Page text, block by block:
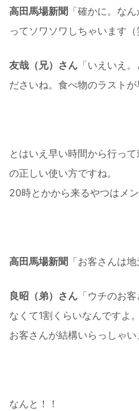
高田馬場新聞 「確かに。な
ってソワソワしちゃいます（
友哉（兄）さん 「いえいえ
ださいね。食べ物のラストが
とはいえ早い時間から行っ
の正しい使い方ですね。
20時とかから来るやつはメ
高田馬場新聞 「お客さんは
良昭（弟）さん 「ウチのお
なくて1割くらいなんですよ
お客さんが結構いらっしゃい
なんと！！